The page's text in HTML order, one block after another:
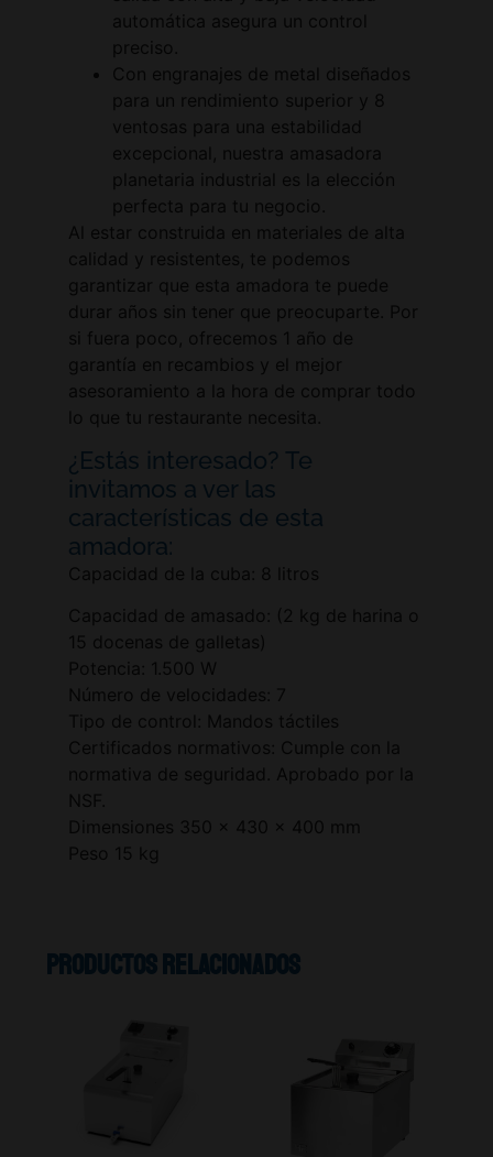
automática asegura un control
preciso.
Con engranajes de metal diseñados
para un rendimiento superior y 8
ventosas para una estabilidad
excepcional, nuestra amasadora
planetaria industrial es la elección
perfecta para tu negocio.
Al estar construida en materiales de alta
calidad y resistentes, te podemos
garantizar que esta amadora te puede
durar años sin tener que preocuparte. Por
si fuera poco, ofrecemos 1 año de
garantía en recambios y el mejor
asesoramiento a la hora de comprar todo
lo que tu restaurante necesita.
¿Estás interesado? Te
invitamos a ver las
características de esta
amadora:
Capacidad de la cuba: 8 litros
Capacidad de amasado: (2 kg de harina o
15 docenas de galletas)
Potencia: 1.500 W
Número de velocidades: 7
Tipo de control: Mandos táctiles
Certificados normativos: Cumple con la
normativa de seguridad. Aprobado por la
NSF.
Dimensiones 350 x 430 x 400 mm
Peso 15 kg
Productos relacionados